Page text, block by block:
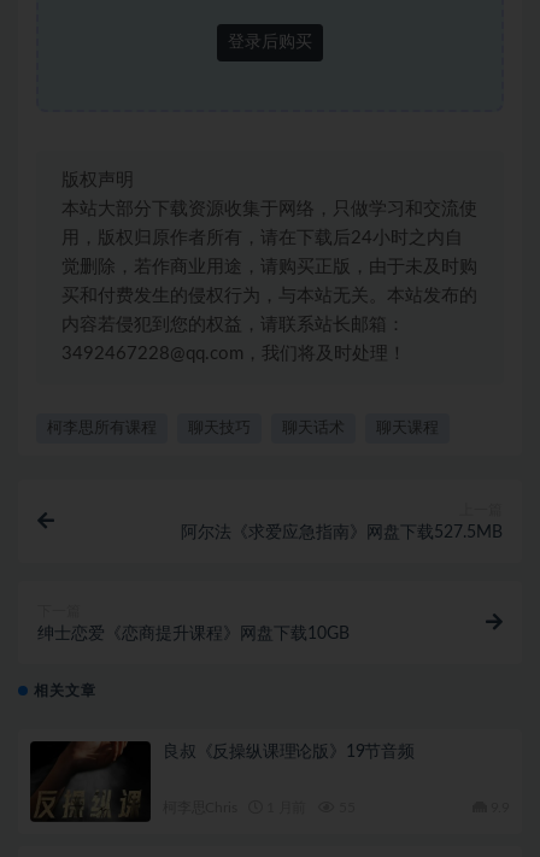
登录后购买
版权声明
本站大部分下载资源收集于网络，只做学习和交流使
用，版权归原作者所有，请在下载后24小时之内自
觉删除，若作商业用途，请购买正版，由于未及时购
买和付费发生的侵权行为，与本站无关。本站发布的
内容若侵犯到您的权益，请联系站长邮箱：
3492467228@qq.com，我们将及时处理！
柯李思所有课程 聊天技巧 聊天话术 聊天课程
阿尔法《求爱应急指南》网盘下载527.5MB
绅士恋爱《恋商提升课程》网盘下载10GB
相关文章
良叔《反操纵课理论版》19节音频